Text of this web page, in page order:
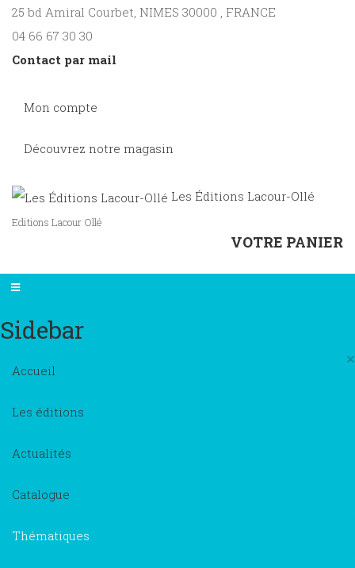
25 bd Amiral Courbet, NIMES 30000 , FRANCE
04 66 67 30 30
Contact par mail
Mon compte
Découvrez notre magasin
Les Éditions Lacour-Ollé
Editions Lacour Ollé
VOTRE PANIER
Sidebar
×
Accueil
Les éditions
Actualités
Catalogue
Thématiques